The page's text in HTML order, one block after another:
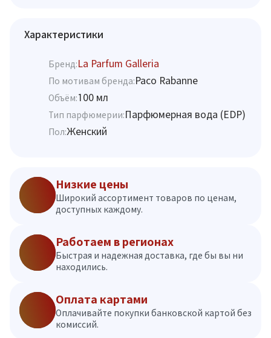
Характеристики
Бренд:La Parfum Galleria
По мотивам бренда:Paco Rabanne
Объём:100 мл
Тип парфюмерии:Парфюмерная вода (EDP)
Пол:Женский
Низкие цены
Широкий ассортимент товаров по ценам,
доступных каждому.
Работаем в регионах
Быстрая и надежная доставка, где бы вы ни
находились.
Оплата картами
Оплачивайте покупки банковской картой без
комиссий.